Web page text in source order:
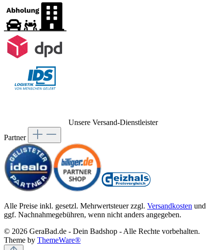
Unsere Versand-Dienstleister
Partner
Alle Preise inkl. gesetzl. Mehrwertsteuer zzgl. Versandkosten und
ggf. Nachnahmegebühren, wenn nicht anders angegeben.
© 2026 GeraBad.de - Dein Badshop - Alle Rechte vorbehalten.
Theme by ThemeWare®